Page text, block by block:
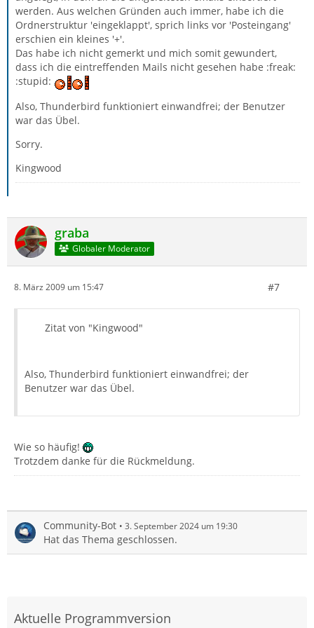
werden. Aus welchen Gründen auch immer, habe ich die
Ordnerstruktur 'eingeklappt', sprich links vor 'Posteingang'
erschien ein kleines '+'.
Das habe ich nicht gemerkt und mich somit gewundert,
dass ich die eintreffenden Mails nicht gesehen habe :freak:
:stupid:
Also, Thunderbird funktioniert einwandfrei; der Benutzer
war das Übel.
Sorry.
Kingwood
graba
Globaler Moderator
8. März 2009 um 15:47 #7
Zitat von "Kingwood"
Also, Thunderbird funktioniert einwandfrei; der
Benutzer war das Übel.
Wie so häufig!
Trotzdem danke für die Rückmeldung.
Community-Bot 3. September 2024 um 19:30
Hat das Thema geschlossen.
Aktuelle Programmversion